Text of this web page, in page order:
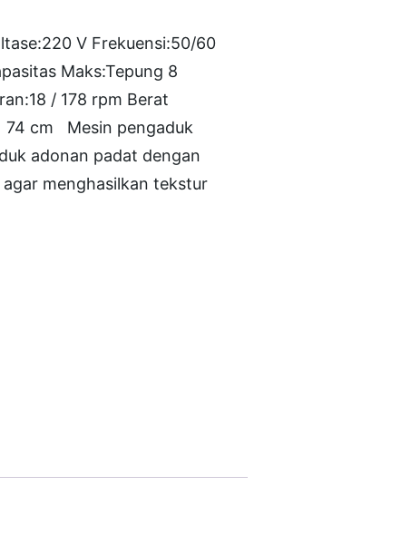
V Frekuensi:50/60
Maks:Tepung 8
/ 178 rpm Berat
74 cm Mesin pengaduk
adonan padat dengan
menghasilkan tekstur